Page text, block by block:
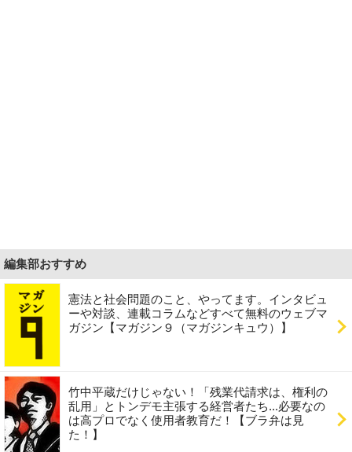
編集部おすすめ
憲法と社会問題のこと、やってます。インタビュ
ーや対談、連載コラムなどすべて無料のウェブマ
ガジン【マガジン９（マガジンキュウ）】
竹中平蔵だけじゃない！「残業代請求は、権利の
乱用」とトンデモ主張する経営者たち...必要なの
は高プロでなく使用者教育だ！【ブラ弁は見
た！】